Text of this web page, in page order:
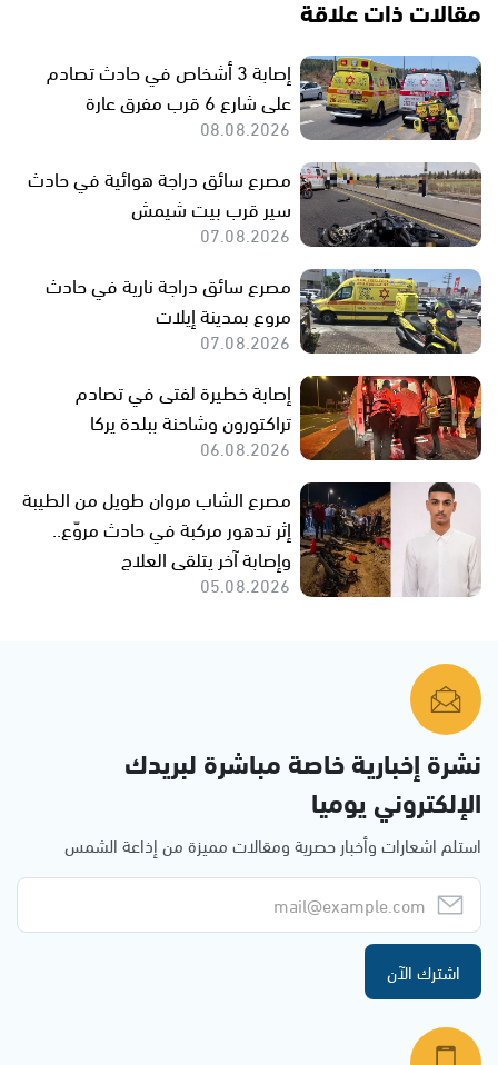
مقالات ذات علاقة
إصابة 3 أشخاص في حادث تصادم
على شارع 6 قرب مفرق عارة
08.08.2026
مصرع سائق دراجة هوائية في حادث
سير قرب بيت شيمش
07.08.2026
مصرع سائق دراجة نارية في حادث
مروع بمدينة إيلات
07.08.2026
إصابة خطيرة لفتى في تصادم
تراكتورون وشاحنة ببلدة يركا
06.08.2026
مصرع الشاب مروان طويل من الطيبة
إثر تدهور مركبة في حادث مروّع..
وإصابة آخر يتلقى العلاج
05.08.2026
نشرة إخبارية خاصة مباشرة لبريدك
الإلكتروني يوميا
استلم اشعارات وأخبار حصرية ومقالات مميزة من إذاعة الشمس
اشترك الآن